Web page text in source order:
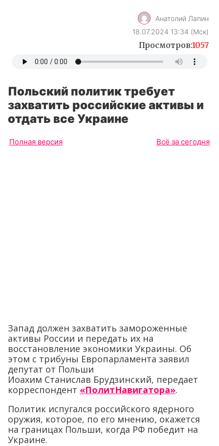
Анатолий Лапин
18.07.2024 13:34 (Мск)
Просмотров:1057
Польский политик требует
захватить российские активы и
отдать все Украине
Полная версия Всё за сегодня
Запад должен захватить замороженные
активы России и передать их на
восстановление экономики Украины. Об
этом с трибуны Европарламента заявил
депутат от Польши
Иоахим Станислав Брудзинский, передает
корреспондент «ПолитНавигатора».
Политик испугался российского ядерного
оружия, которое, по его мнению, окажется
на границах Польши, когда РФ победит на
Украине.